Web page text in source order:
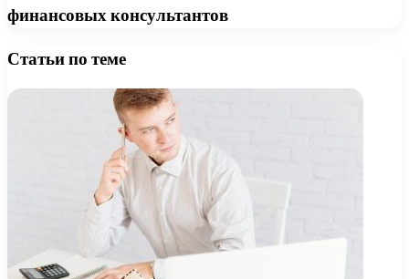
финансовых консультантов
Статьи по теме